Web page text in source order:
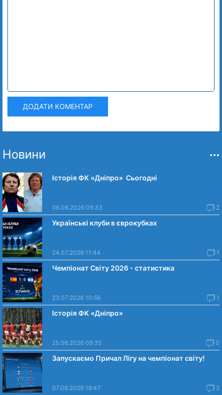
ДОДАТИ КОМЕНТАР
Новини
Історія ФК «Дніпро» Сьогодні
06.08.2026 09:33 2
Українські клуби в єврокубках
24.07.2026 11:44 1
Чемпіонат Світу 2026 - статистика
23.07.2026 10:56 1
Історія ФК «Дніпро»
25.06.2026 08:35 0
Запускаємо Причал Лігу на чемпіонат світу!
07.06.2026 18:47 2